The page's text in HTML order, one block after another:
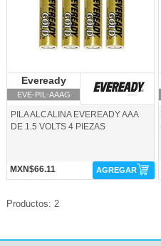
Eveready
EVE-PIL-AAAG
PILA ALCALINA EVEREADY AAA
DE 1.5 VOLTS 4 PIEZAS
MXN$66.11 AGREGAR
Productos: 2